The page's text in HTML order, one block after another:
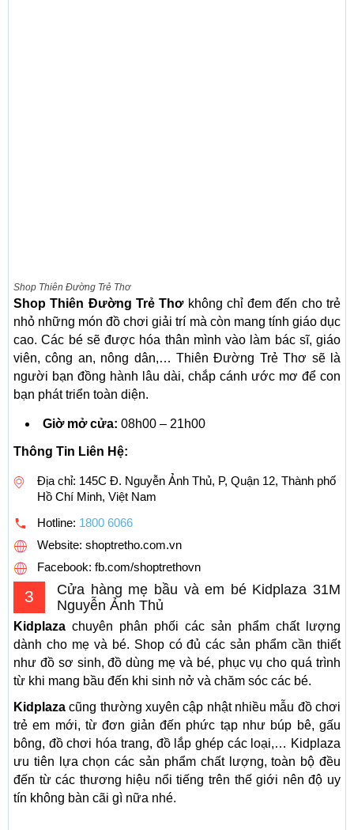
Shop Thiên Đường Trẻ Thơ
Shop Thiên Đường Trẻ Thơkhông chỉ đem đến cho trẻ
nhỏ những món đồ chơi giải trí mà còn mang tính giáo dục
cao. Các bé sẽ được hóa thân mình vào làm bác sĩ, giáo
viên, công an, nông dân,… Thiên Đường Trẻ Thơ sẽ là
người bạn đồng hành lâu dài, chắp cánh ước mơ để con
bạn phát triển toàn diện.
Giờ mở cửa: 08h00 – 21h00
Thông Tin Liên Hệ:
Địa chỉ: 145C Đ. Nguyễn Ảnh Thủ, P, Quận 12, Thành phố
Hồ Chí Minh, Việt Nam
Hotline: 1800 6066
Website: shoptretho.com.vn
Facebook: fb.com/shoptrethovn
3
Cửa hàng mẹ bầu và em bé Kidplaza 31M
Nguyễn Ảnh Thủ
Kidplaza chuyên phân phối các sản phẩm chất lượng
dành cho mẹ và bé. Shop có đủ các sản phẩm cần thiết
như đồ sơ sinh, đồ dùng mẹ và bé, phục vụ cho quá trình
từ khi mang bầu đến khi sinh nở và chăm sóc các bé.
Kidplaza cũng thường xuyên cập nhật nhiều mẫu đồ chơi
trẻ em mới, từ đơn giản đến phức tạp như búp bê, gấu
bông, đồ chơi hóa trang, đồ lắp ghép các loại,… Kidplaza
ưu tiên lựa chọn các sản phẩm chất lượng, toàn bộ đều
đến từ các thương hiệu nổi tiếng trên thế giới nên độ uy
tín không bàn cãi gì nữa nhé.